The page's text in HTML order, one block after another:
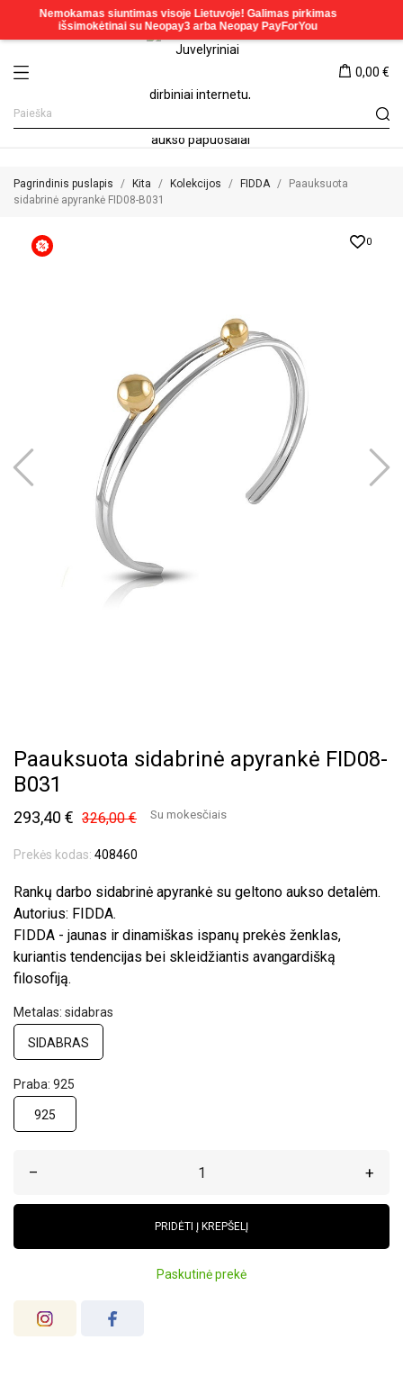
0,00 €
Pagrindinis puslapis Kita Kolekcijos FIDDA
Paauksuota
sidabrinė apyrankė FID08-B031
0
Paauksuota sidabrinė apyrankė FID08-
B031
293,40 € 326,00 € Su mokesčiais
Prekės kodas: 408460
Rankų darbo sidabrinė apyrankė su geltono aukso detalėm.
Autorius: FIDDA.
FIDDA - jaunas ir dinamiškas ispanų prekės ženklas,
kuriantis tendencijas bei skleidžiantis avangardišką
filosofiją.
Metalas: sidabras
SIDABRAS
Praba: 925
925
– +
PRIDĖTI Į KREPŠELĮ
Paskutinė prekė